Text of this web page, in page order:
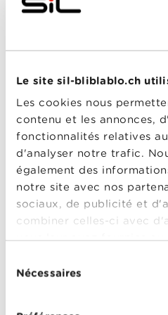
Le site sil-bliblablo.ch
Les cookies nous
contenu et les annonces,
fonctionnalités relatives
d'analyser notre trafic.
également des
notre site avec nos
sociaux, de publicité et
combiner celles-ci avec
duNécessaires
Mission :
Impossible -
Rogue Nation
4-5
Avec
de
sortie
par